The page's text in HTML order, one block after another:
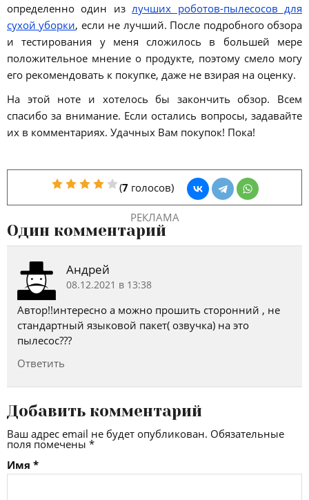
определенно один из лучших роботов-пылесосов для
сухой уборки, если не лучший. После подробного обзора
и тестирования у меня сложилось в большей мере
положительное мнение о продукте, поэтому смело могу
его рекомендовать к покупке, даже не взирая на оценку.
На этой ноте и хотелось бы закончить обзор. Всем
спасибо за внимание. Если остались вопросы, задавайте
их в комментариях. Удачных Вам покупок! Пока!
5 Stars
4 Stars
(7 голосов)
РЕКЛАМА
Один комментарий
Андрей
08.12.2021 в 13:38
Автор!!интересно а можно прошить сторонний , не
стандартный языковой пакет( озвучка) на это
пылесос???
Ответить
Добавить комментарий
Ваш адрес email не будет опубликован. Обязательные
поля помечены *
Имя *